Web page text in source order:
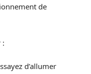
de
:
d’allumer